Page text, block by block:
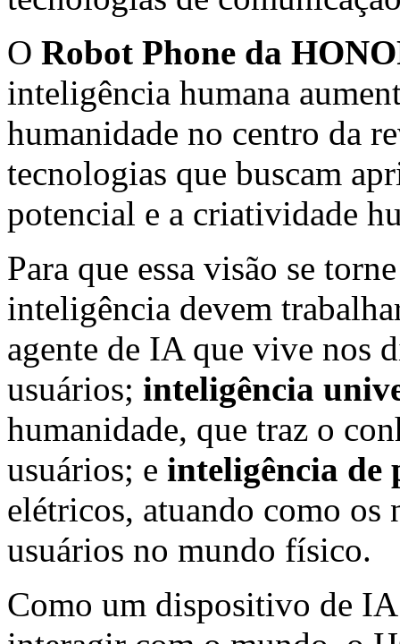
O Robot Phone da
inteligência humana
humanidade no centro da
tecnologias que buscam
potencial e a criatividade
Para que essa visão se
inteligência devem
agente de IA que vive nos
usuários; inteligência
humanidade, que traz o
usuários; e inteligência de
elétricos, atuando como
usuários no mundo físico.
Como um dispositivo de